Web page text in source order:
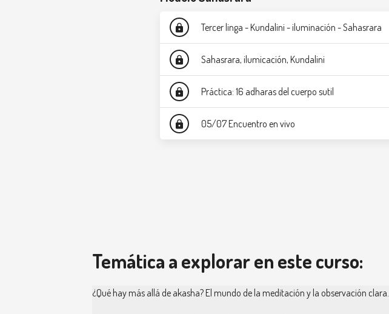
lock Tercer linga - Kundalini - iluminación - Sahasrara
lock Sahasrara, ilumicación, Kundalini
lock Práctica: 16 adharas del cuerpo sutil
lock 05/07 Encuentro en vivo
Temática a explorar en este curso:
¿Qué hay más allá de akasha? El mundo de la meditación y la observación clara.